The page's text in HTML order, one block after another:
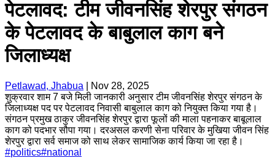
पेटलावद: टीम जीवनसिंह शेरपुर संगठन
के पेटलावद के बाबुलाल काग बने
जिलाध्यक्ष
Petlawad, Jhabua
Nov 28, 2025
शुक्रवार शाम 7 बजे मिली जानकारी अनुसार टीम जीवनसिंह शेरपुर संगठन के
जिलाध्यक्ष पद पर पेटलावद निवासी बाबुलाल काग को नियुक्त किया गया है।
संगठन प्रमुख ठाकुर जीवनसिंह शेरपुर द्वारा फूलों की माला पहनाकर बाबूलाल
काग को पदभार सौपा गया। दरअसल करणी सेना परिवार के मुखिया जीवन सिंह
शेरपुर द्वारा सर्व समाज को साथ लेकर सामाजिक कार्य किया जा रहा है।
#politics#national